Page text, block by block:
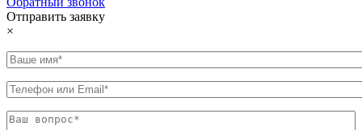
Отправить заявку
×